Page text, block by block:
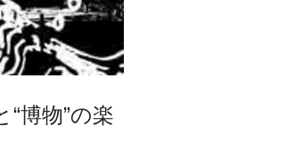
博物”の楽